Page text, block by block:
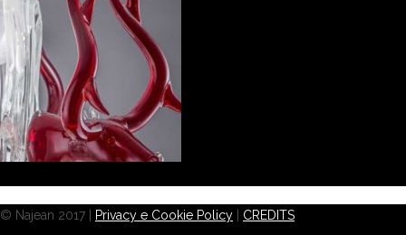
© Najean 2017 | Privacy e Cookie Policy CREDITS